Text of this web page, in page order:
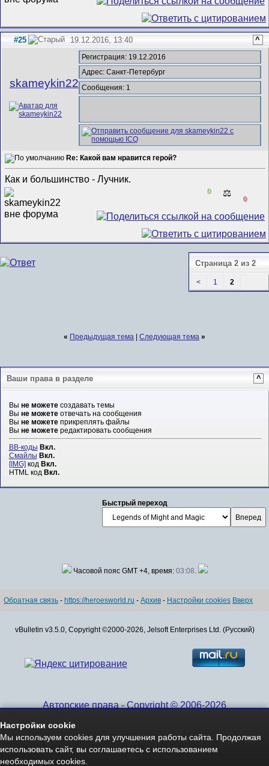
#25 19.12.2016, 13:40 ^
skameykin22
Регистрация: 19.12.2016
Адрес: Санкт-Петербург
Сообщения: 1
Re: Какой вам нравится герой?
Как и большинство - Лучник.
0 ⚖️
0
Страница 2 из 2
< 1 2
« Предыдущая тема Следующая тема »
Ваши права в разделе ^
Вы не можетесоздавать темы
Вы не можетеотвечать на сообщения
Вы не можетеприкреплять файлы
Вы не можетередактировать сообщения
BB-коды Вкл.
Смайлы Вкл.
[IMG]код Вкл.
HTML код Вкл.
Быстрый переход
Часовой пояс GMT +4, время: 03:08.
Обратная связь - https://heroesworld.ru - Архив - Настройки cookies Вверх
vBulletin v3.5.0, Copyright ©2000-2026, Jelsoft Enterprises Ltd. (Русский)
Авторские права - Copyright © 2006-2026
Настройки cookie
Мы используем cookies для улучшения работы сайта. Продолжая
использовать сайт, вы соглашаетесь с использованием
необходимых cookies.